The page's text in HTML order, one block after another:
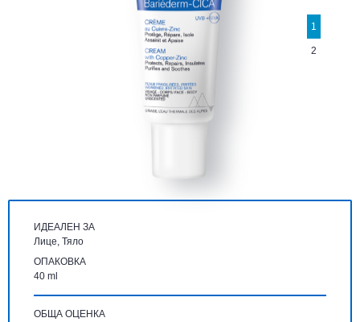
1
2
ИДЕАЛЕН ЗА
Лице, Тяло
ОПАКОВКА
40 ml
ОБЩА ОЦЕНКА